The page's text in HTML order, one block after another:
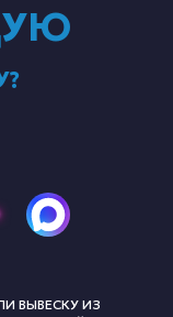
ВЫВЕСКУ ИЗ